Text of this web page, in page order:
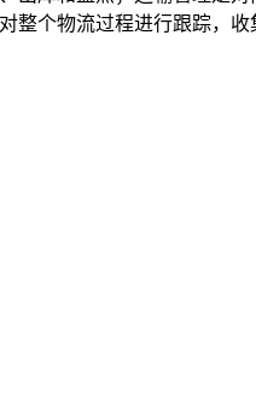
个物流过程进行跟踪，收